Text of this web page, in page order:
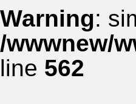
Warning:
/wwwnew/
line 562